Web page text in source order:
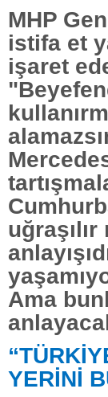
MHP
istifa et
işaret
Ama
YERİNİ